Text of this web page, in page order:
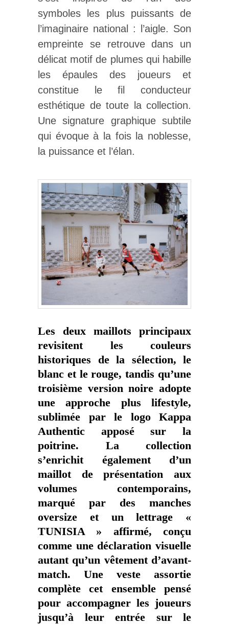
symboles les plus puissants de
l’imaginaire national : l’aigle. Son
empreinte se retrouve dans un
délicat motif de plumes qui habille
les épaules des joueurs et
constitue le fil conducteur
esthétique de toute la collection.
Une signature graphique subtile
qui évoque à la fois la noblesse,
la puissance et l’élan.
Les deux maillots principaux
revisitent les couleurs
historiques de la sélection, le
blanc et le rouge, tandis qu’une
troisième version noire adopte
une approche plus lifestyle,
sublimée par le logo Kappa
Authentic apposé sur la
poitrine. La collection
s’enrichit également d’un
maillot de présentation aux
volumes contemporains,
marqué par des manches
oversize et un lettrage «
TUNISIA » affirmé, conçu
comme une déclaration visuelle
autant qu’un vêtement d’avant-
match. Une veste assortie
complète cet ensemble pensé
pour accompagner les joueurs
jusqu’à leur entrée sur le